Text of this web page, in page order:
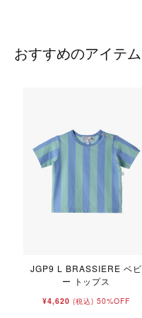
おすすめのアイテム
JGP9 L BRASSIERE ベビ
ー トップス
¥4,620 (税込) 50%OFF